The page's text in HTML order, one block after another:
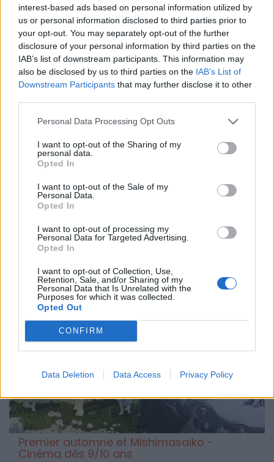
interest-based ads based on personal information utilized by
us or personal information disclosed to third parties prior to
your opt-out. You may separately opt-out of the further
disclosure of your personal information by third parties on the
IAB’s list of downstream participants. This information may
also be disclosed by us to third parties on the IAB’s List of
Downstream Participants that may further disclose it to other
Personal Data Processing Opt Outs
I want to opt-out of the Sharing of my
personal data.
Opted In
I want to opt-out of the Sale of my
Personal Data.
Opted In
I want to opt-out of processing my
Personal Data for Targeted Advertising.
Opted In
I want to opt-out of Collection, Use,
Retention, Sale, and/or Sharing of my
Personal Data that Is Unrelated with the
Purposes for which it was collected.
Opted Out
CONFIRM
Data Deletion Data Access Privacy Policy
dès 11 ans
Dans le cadre du Festival Jeune Public des Cinémas et
découvrir "Hana et Alice mènent l’enquête", un manga
passionnant aux héroïnes très attachantes, du 11 au 16
petite merveille d'animation japonaise sélectionnée en
compétition au Festival International d’Annecy 2015.
L'œuvre a également reçu le prix du jury de "Mon
Premier Festival à Paris" en octobre 2015.
Premier automne et Mishimasaiko -
Cinéma dès 9/10 ans